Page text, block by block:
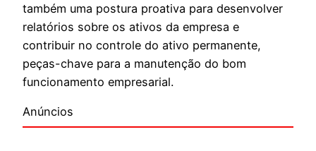
também uma postura proativa para desenvolver
relatórios sobre os ativos da empresa e
contribuir no controle do ativo permanente,
peças-chave para a manutenção do bom
funcionamento empresarial.
Anúncios